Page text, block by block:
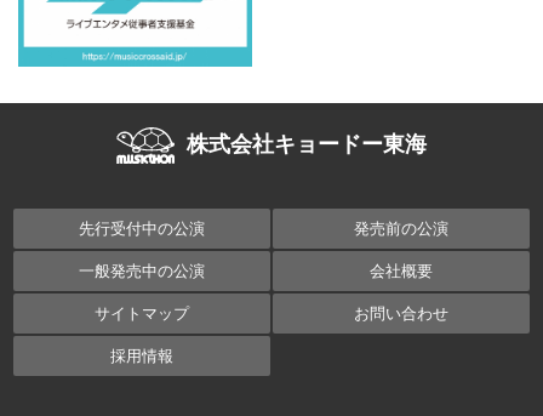
株式会社キョードー東海
先行受付中の公演 発売前の公演
一般発売中の公演 会社概要
サイトマップ お問い合わせ
採用情報